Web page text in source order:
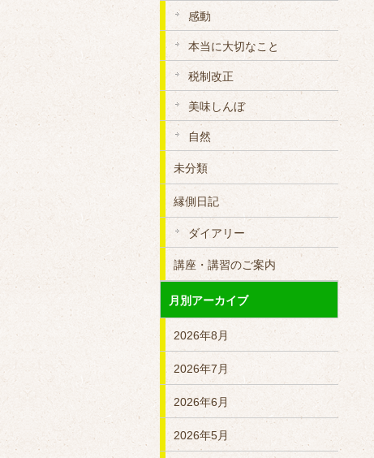
感動
本当に大切なこと
税制改正
美味しんぼ
自然
未分類
縁側日記
ダイアリー
講座・講習のご案内
月別アーカイブ
2026年8月
2026年7月
2026年6月
2026年5月